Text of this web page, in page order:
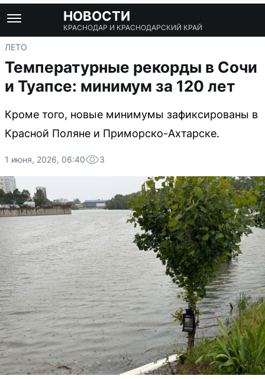
НОВОСТИ
КРАСНОДАР И КРАСНОДАРСКИЙ КРАЙ
ЛЕТО
Температурные рекорды в Сочи
и Туапсе: минимум за 120 лет
Кроме того, новые минимумы зафиксированы в
Красной Поляне и Приморско-Ахтарске.
1 июня, 2026, 06:40 3